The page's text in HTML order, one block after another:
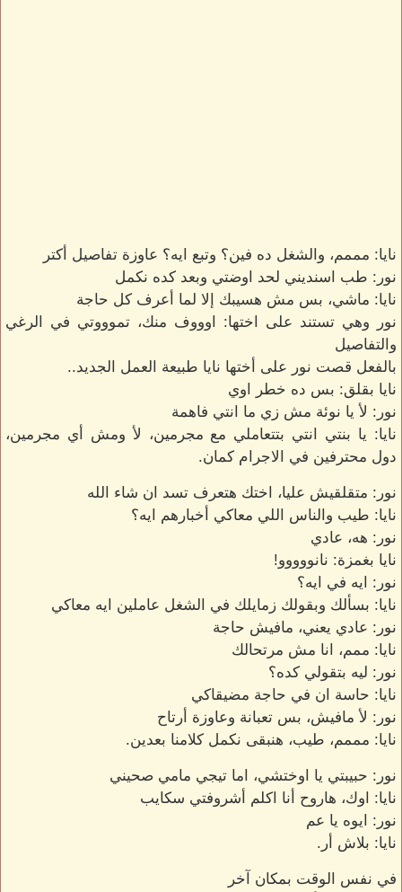
نايا: مممم، والشغل ده فين؟ وتبع ايه؟ عاوزة تفاصيل أكتر
نور: طب اسنديني لحد اوضتي وبعد كده نكمل
نايا: ماشي، بس مش هسيبك إلا لما أعرف كل حاجة
نور وهي تستند على اختها: اوووف منك، تموووتي في الرغي
والتفاصيل
بالفعل قصت نور على أختها نايا طبيعة العمل الجديد..
نايا بقلق: بس ده خطر اوي
نور: لأ يا نوئة مش زي ما انتي فاهمة
نايا: يا بنتي انتي بتتعاملي مع مجرمين، لأ ومش أي مجرمين،
دول محترفين في الاجرام كمان.
نور: متقلقيش عليا، اختك هتعرف تسد ان شاء الله
نايا: طيب والناس اللي معاكي أخبارهم ايه؟
نور: هه، عادي
نايا بغمزة: نانووووو!
نور: ايه في ايه؟
نايا: بسألك وبقولك زمايلك في الشغل عاملين ايه معاكي
نور: عادي يعني، مافيش حاجة
نايا: ممم، انا مش مرتحالك
نور: ليه بتقولي كده؟
نايا: حاسة ان في حاجة مضيقاكي
نور: لأ مافيش، بس تعبانة وعاوزة أرتاح
نايا: مممم، طيب، هنبقى نكمل كلامنا بعدين.
نور: حبيبتي يا اوختشي، اما تيجي مامي صحيني
نايا: اوك، هاروح أنا اكلم أشروفتي سكايب
نور: ايوه يا عم
نايا: بلاش أر.
في نفس الوقت بمكان آخر